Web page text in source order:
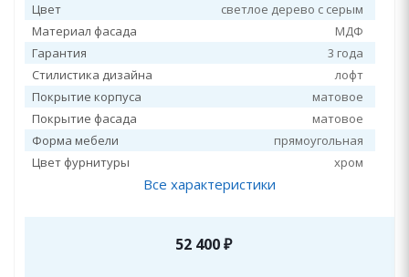
Цвет
светлое дерево с серым
Материал фасада
МДФ
Гарантия
3 года
Стилистика дизайна
лофт
Покрытие корпуса
матовое
Покрытие фасада
матовое
Форма мебели
прямоугольная
Цвет фурнитуры
хром
Все характеристики
52 400₽